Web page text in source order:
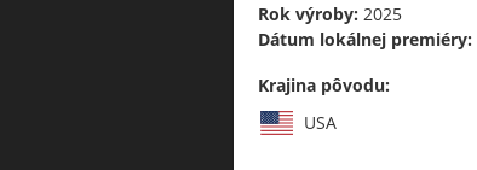
Rok výroby: 2025
Dátum lokálnej premiéry:
Krajina pôvodu:
USA